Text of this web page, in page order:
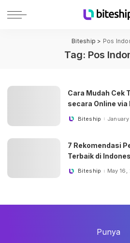
Biteship > Pos
Tag: Pos
Cara Mudah Cek
secara Online via
PostedBiteship
7 Rekomendasi
Terbaik di
PostedBiteship May
Punya